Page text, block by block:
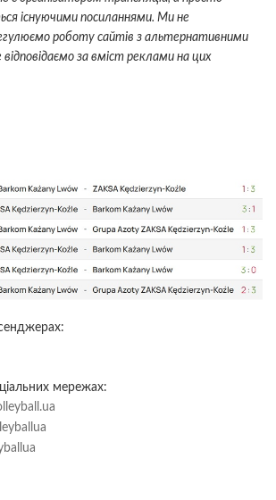
існуючими посиланнями. Ми не
роботу сайтів з альтернативними
за вміст реклами на цих
мережах: